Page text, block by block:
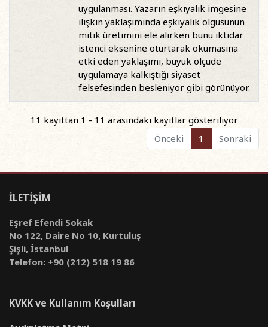
uygulanması. Yazarın eşkıyalık imgesine
ilişkin yaklaşımında eşkıyalık olgusunun
mitik üretimini ele alırken bunu iktidar
istenci eksenine oturtarak okumasına
etki eden yaklaşımı, büyük ölçüde
uygulamaya kalkıştığı siyaset
felsefesinden besleniyor gibi görünüyor.
11 kayıttan 1 - 11 arasındaki kayıtlar gösteriliyor
Önceki
1 Sonraki
İLETİŞİM
Eşref Efendi Sokak
No 122, Daire No 10, Kurtuluş
Şişli, İstanbul
Telefon: +90 (212) 518 19 86
KVKK ve Kullanım Koşulları